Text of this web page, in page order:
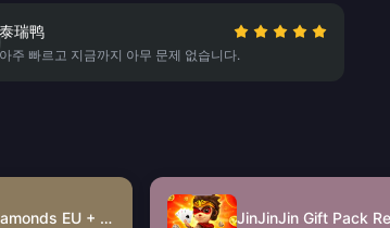
泰瑞鸭
아주 빠르고 지금까지 아무 문제 없습니다.
Free Fire Diamonds EU + TR